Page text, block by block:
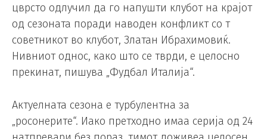
цврсто одлучил да го напушти клубот на крајот
од сезоната поради наводен конфликт со т
советникот во клубот, Златан Ибрахимовиќ.
Нивниот однос, како што се тврди, е целосно
прекинат, пишува „Фудбал Италија“.
Актуелната сезона е турбулентна за
„росонерите“. Иако претходно имаа серија од 24